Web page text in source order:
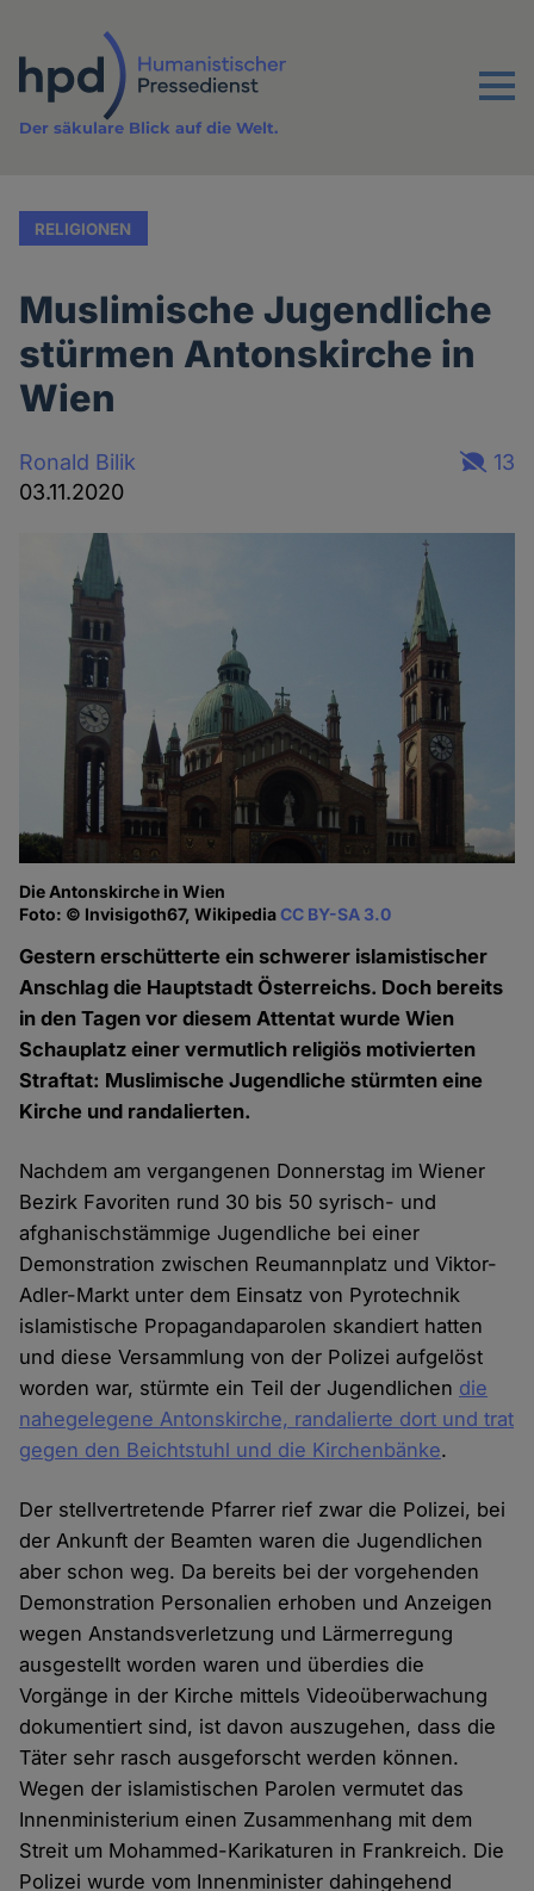
Inhalt
Menu
Der säkulare Blick auf die Welt.
RELIGIONEN
Muslimische Jugendliche
stürmen Antonskirche in
Wien
Ronald Bilik
03.11.2020
13
Die Antonskirche in Wien
Foto: © Invisigoth67, WikipediaCC BY-SA 3.0
Gestern erschütterte ein schwerer islamistischer
Anschlag die Hauptstadt Österreichs. Doch bereits
in den Tagen vor diesem Attentat wurde Wien
Schauplatz einer vermutlich religiös motivierten
Straftat: Muslimische Jugendliche stürmten eine
Kirche und randalierten.
Nachdem am vergangenen Donnerstag im Wiener
Bezirk Favoriten rund 30 bis 50 syrisch- und
afghanischstämmige Jugendliche bei einer
Demonstration zwischen Reumannplatz und Viktor-
Adler-Markt unter dem Einsatz von Pyrotechnik
islamistische Propagandaparolen skandiert hatten
und diese Versammlung von der Polizei aufgelöst
worden war, stürmte ein Teil der Jugendlichen die
nahegelegene Antonskirche, randalierte dort und trat
gegen den Beichtstuhl und die Kirchenbänke.
Der stellvertretende Pfarrer rief zwar die Polizei, bei
der Ankunft der Beamten waren die Jugendlichen
aber schon weg. Da bereits bei der vorgehenden
Demonstration Personalien erhoben und Anzeigen
wegen Anstandsverletzung und Lärmerregung
ausgestellt worden waren und überdies die
Vorgänge in der Kirche mittels Videoüberwachung
dokumentiert sind, ist davon auszugehen, dass die
Täter sehr rasch ausgeforscht werden können.
Wegen der islamistischen Parolen vermutet das
Innenministerium einen Zusammenhang mit dem
Streit um Mohammed-Karikaturen in Frankreich. Die
Polizei wurde vom Innenminister dahingehend